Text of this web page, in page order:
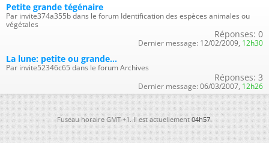
Petite grande tégénaire
Par invite374a355b dans le forum Identification des espèces animales ou
végétales
Réponses: 0
Dernier message: 12/02/2009, 12h30
La lune: petite ou grande...
Par invite52346c65 dans le forum Archives
Réponses: 3
Dernier message: 06/03/2007, 12h26
Fuseau horaire GMT +1. Il est actuellement04h57.